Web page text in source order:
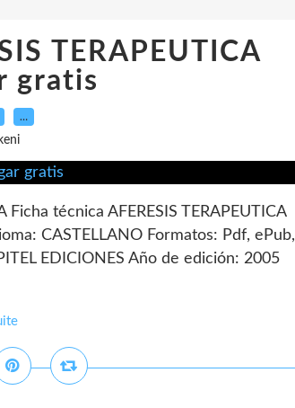
TERAPEUTICA
gratis
…
Ficha técnica AFERESIS TERAPEUTICA
CASTELLANO Formatos: Pdf, ePub,
EDICIONES Año de edición: 2005